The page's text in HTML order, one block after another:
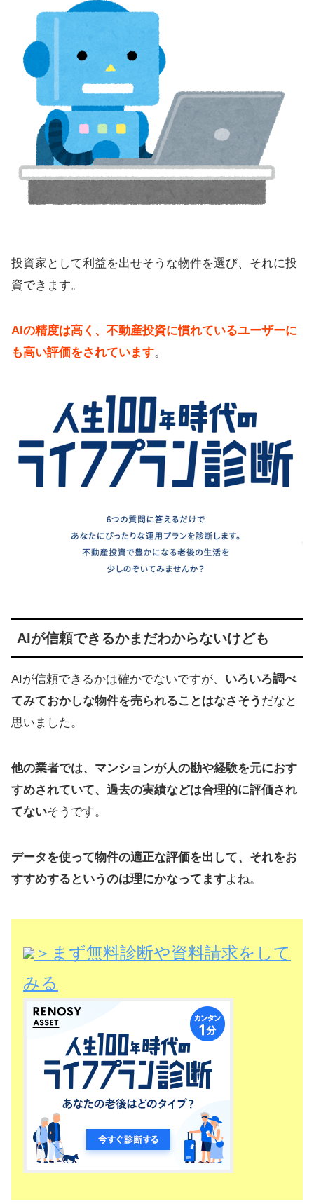
投資家として利益を出せそうな物件を選び、それに投
資できます。
AIの精度は高く、不動産投資に慣れているユーザーに
も高い評価をされています。
AIが信頼できるかまだわからないけども
AIが信頼できるかは確かでないですが、 いろいろ調べ
てみておかしな物件を売られることはなさそう だなと
思いました。
他の業者では、マンションが人の勘や経験を元におす
すめされていて、過去の実績などは合理的に評価され
てないそうです。
データを使って物件の適正な評価を出して、それをお
すすめするというのは理にかなってますよね。
＞まず無料診断や資料請求をして
みる